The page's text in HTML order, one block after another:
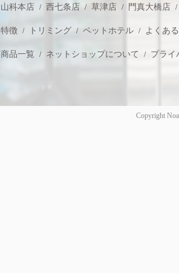
山科本店 西七条店 草津店 門真大橋店
特徴 トリミング ペットホテル よくあ
商品一覧 ネットショップについて プライ
Copyright